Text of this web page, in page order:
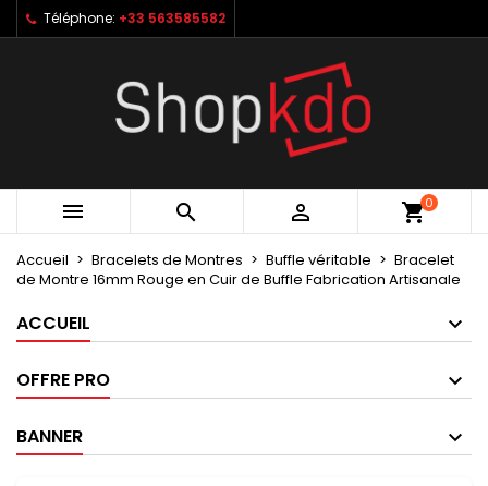
Téléphone: +33 563585582
   shopping_cart0
Accueil Bracelets de Montres Buffle véritable
Bracelet
de Montre 16mm Rouge en Cuir de Buffle Fabrication Artisanale
ACCUEIL
OFFRE PRO
BANNER
My wishlists ×
Create new list
Créer une liste d'envies ×
Nom de la liste d'envies
Annuler Créer une liste d'envies
Connexion ×
Vous devez être connecté pour ajouter des produits
à votre liste d'envies.
Annuler Connexion